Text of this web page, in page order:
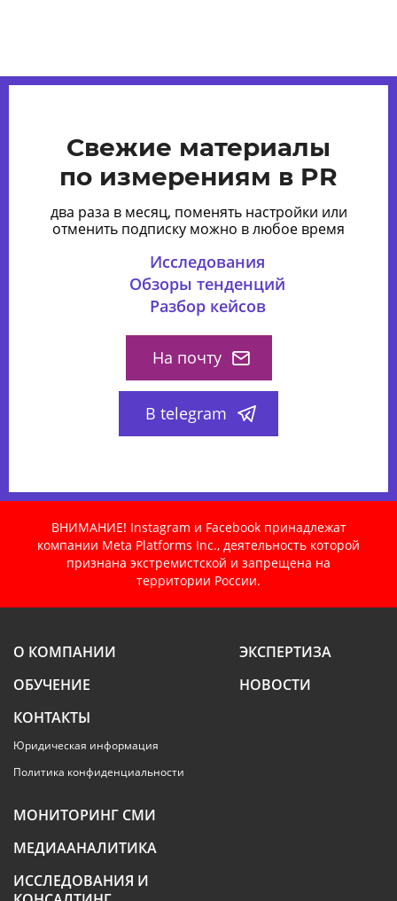
Свежие материалы
по измерениям в PR
два раза в месяц, поменять настройки или
отменить подписку можно в любое время
Исследования
Обзоры тенденций
Разбор кейсов
На почту
В telegram
ВНИМАНИЕ! Instagram и Facebook принадлежат
компании Meta Platforms Inc., деятельность которой
признана экстремистской и запрещена на
территории России.
О КОМПАНИИ
ЭКСПЕРТИЗА
ОБУЧЕНИЕ
НОВОСТИ
КОНТАКТЫ
Юридическая информация
Политика конфиденциальности
МОНИТОРИНГ СМИ
МЕДИААНАЛИТИКА
ИССЛЕДОВАНИЯ И